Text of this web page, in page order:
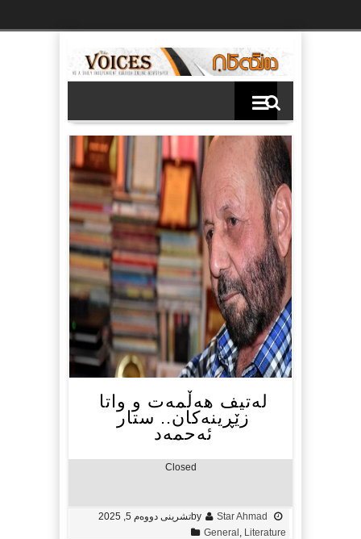
لەتیف هەڵمەت و واتا
زێڕینەکان.. ستار
ئەحمەد
Closed
by Star Ahmad
تشرینی دووه‌م 5, 2025
General Literature